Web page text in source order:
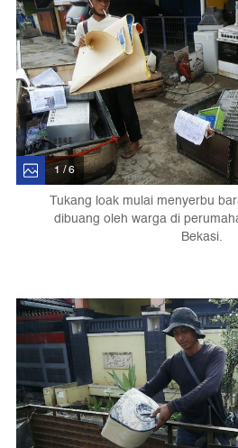
1 / 6
Tukang loak mulai menyerbu
dibuang oleh warga di
Bekasi.